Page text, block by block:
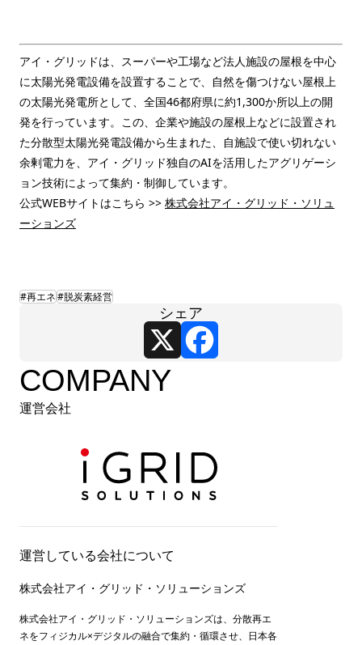
アイ・グリッドは、スーパーや工場など法人施設の屋根を中心
に太陽光発電設備を設置することで、自然を傷つけない屋根上
の太陽光発電所として、全国46都府県に約1,300か所以上の開
発を行っています。この、企業や施設の屋根上などに設置され
た分散型太陽光発電設備から生まれた、自施設で使い切れない
余剰電力を、アイ・グリッド独自のAIを活用したアグリゲーシ
ョン技術によって集約・制御しています。
公式WEBサイトはこちら >> 株式会社アイ・グリッド・ソリュ
ーションズ
#再エネ#脱炭素経営
シェア
X
COMPANY
運営会社
運営している会社について
株式会社アイ・グリッド・ソリューションズ
株式会社アイ・グリッド・ソリューションズは、分散再エ
ネをフィジカル×デジタルの融合で集約・循環させ、日本各